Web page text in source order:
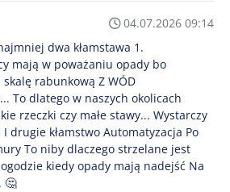
04.07.2026 09:14
dwa kłamstawa 1.
mają w poważaniu opady bo
rabunkową Z WÓD
To dlatego w naszych okolicach
rzeczki czy małe stawy... Wystarczy
drugie kłamstwo Automatyzacja Po
To niby dlaczego strzelane jest
kiedy opady mają nadejść Na
🤔